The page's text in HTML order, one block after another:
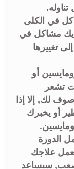
في الكلى
مشاكل في
تغييرها
أو
تشعر
لك, إلا إذا
أو يخبرك
الدورة
يعمل علاجك
سيساعد